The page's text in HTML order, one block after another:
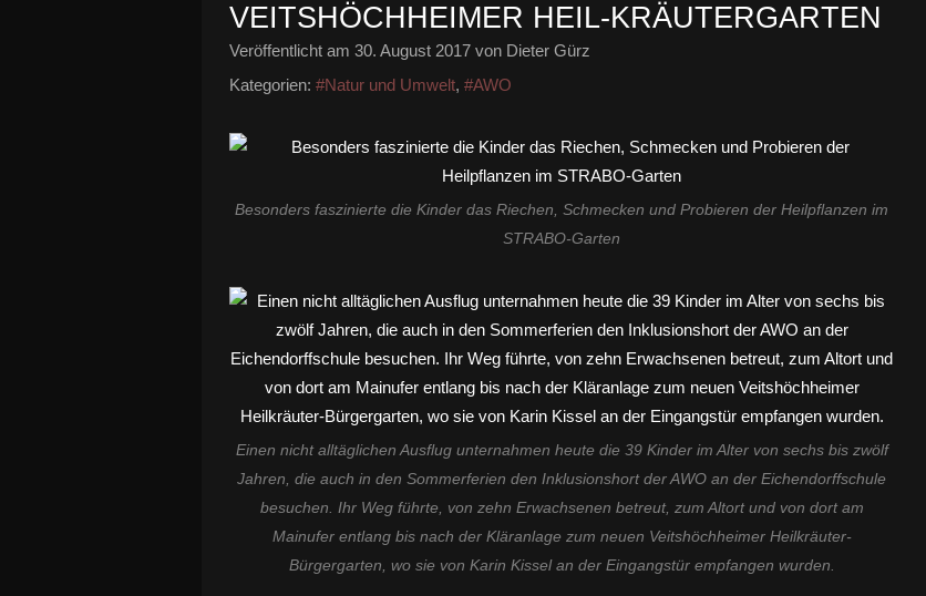
VEITSHÖCHHEIMER HEIL-KRÄUTERGARTEN
Veröffentlicht am 30. August 2017 von Dieter Gürz
Kategorien: #Natur und Umwelt, #AWO
Besonders faszinierte die Kinder das Riechen, Schmecken und Probieren der Heilpflanzen im
STRABO-Garten
Einen nicht alltäglichen Ausflug unternahmen heute die 39 Kinder im Alter von sechs bis zwölf
Jahren, die auch in den Sommerferien den Inklusionshort der AWO an der Eichendorffschule
besuchen. Ihr Weg führte, von zehn Erwachsenen betreut, zum Altort und von dort am
Mainufer entlang bis nach der Kläranlage zum neuen Veitshöchheimer Heilkräuter-
Bürgergarten, wo sie von Karin Kissel an der Eingangstür empfangen wurden.